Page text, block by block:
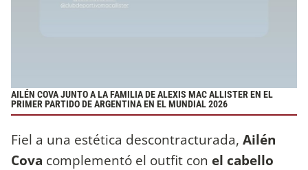
AILÉN COVA JUNTO A LA FAMILIA DE ALEXIS MAC ALLISTER EN EL
PRIMER PARTIDO DE ARGENTINA EN EL MUNDIAL 2026
Fiel a una estética descontracturada, Ailén
Cova complementó el outfit con el cabello